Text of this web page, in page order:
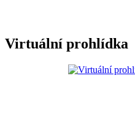
Virtuální prohlídka